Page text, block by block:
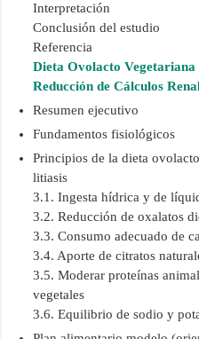
Interpretación
Conclusión del estudio
Referencia
Dieta Ovolacto
Reducción de Cálculos
Resumen ejecutivo
Fundamentos fisiológicos
Principios de la dieta
litiasis
3.1. Ingesta hídrica y de
3.2. Reducción de oxalatos
3.3. Consumo adecuado de
3.4. Aporte de citratos
3.5. Moderar proteínas
vegetales
3.6. Equilibrio de sodio y